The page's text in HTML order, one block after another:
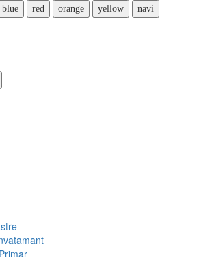
blue red orange yellow
navi